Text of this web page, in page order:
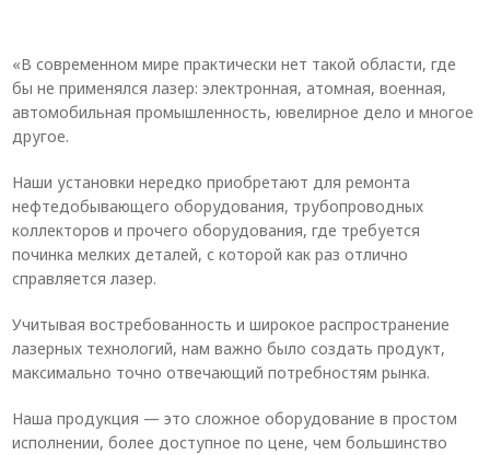
«В современном мире практически нет такой области, где
бы не применялся лазер: электронная, атомная, военная,
автомобильная промышленность, ювелирное дело и многое
другое.
Наши установки нередко приобретают для ремонта
нефтедобывающего оборудования, трубопроводных
коллекторов и прочего оборудования, где требуется
починка мелких деталей, с которой как раз отлично
справляется лазер.
Учитывая востребованность и широкое распространение
лазерных технологий, нам важно было создать продукт,
максимально точно отвечающий потребностям рынка.
Наша продукция — это сложное оборудование в простом
исполнении, более доступное по цене, чем большинство